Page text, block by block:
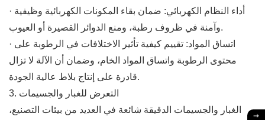
· أداء النظام الكهربائي: ضمان بقاء المكونات الكهربائية وظيفية
وآمنة في ظروف رطبة، ومنع الدوائر القصيرة أو العيوب.
· اتساق المواد: تقييم كيفية تأثير الاختلافات في الرطوبة على
محتوى الرطوبة واتساق المواد الخام، وضمان أن الآلة لا تزال
قادرة على إنتاج بلاط عالية الجودة.
3. التعرض للغبار والجسيمات
الغبار والجسيمات الدقيقة شائعة في العديد من بيئات التصنيع،